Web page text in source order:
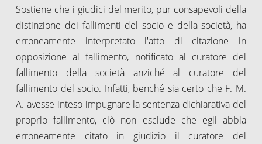
Sostiene che i giudici del merito, pur consapevoli della
distinzione dei fallimenti del socio e della società, ha
erroneamente interpretato l'atto di citazione in
opposizione al fallimento, notificato al curatore del
fallimento della società anziché al curatore del
fallimento del socio. Infatti, benché sia certo che F. M.
A. avesse inteso impugnare la sentenza dichiarativa del
proprio fallimento, ciò non esclude che egli abbia
erroneamente citato in giudizio il curatore del